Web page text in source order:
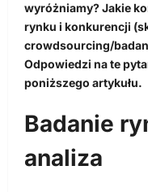
wyróżniamy? Jakie
rynku i konkurencji
crowdsourcing/
Odpowiedzi na te
poniższego artykułu.
Badanie
analiza